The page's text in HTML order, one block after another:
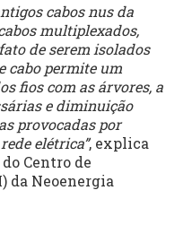
cabos nus da
multiplexados,
de serem isolados
cabo permite um
fios com as árvores, a
e diminuição
provocadas por
elétrica”, explica
Centro de
da Neoenergia